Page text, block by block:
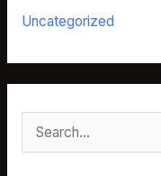
Uncategorized